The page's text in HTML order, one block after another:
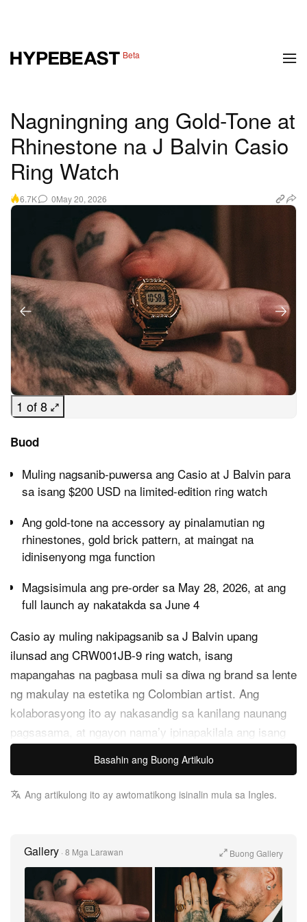
Beta
Nagningning ang Gold-Tone at
Rhinestone na J Balvin Casio
Ring Watch
6.7K 0May 20, 2026
1 of 8
Buod
Muling nagsanib-puwersa ang Casio at J Balvin para
sa isang $200 USD na limited-edition ring watch
Ang gold-tone na accessory ay pinalamutian ng
rhinestones, gold brick pattern, at maingat na
idinisenyong mga function
Magsisimula ang pre-order sa May 28, 2026, at ang
full launch ay nakatakda sa June 4
Casio ay muling nakipagsanib sa J Balvin upang
ilunsad ang CRW001JB‑9 ring watch, isang
mapangahas na pagbasa muli sa diwa ng brand sa lente
ng makulay na estetika ng Colombian artist. Ang
kolaborasyong ito ay nakasandig sa kanilang naunang
pagsasama , at ngayon nama’y ipinapakilala ang isang
hybrid na accessory na pinagdurugtong ang alahas at
pag-timekeep.
Ang ring watch ni J Balvin ay may makinang na gold-
standout, stage-ready na detalye. Ang mga banayad na
rhinestone accent sa itaas at ibabang bezel ay
nagbibigay ng pino, kumikislap na ningning, na lalo
pang pinapatingkad ang kabuuang kinang ng singsing.
Basahin ang Buong Artikulo
Ang artikulong ito ay awtomatikong isinalin mula sa Ingles.
Gallery · 8 Mga Larawan Buong Gallery